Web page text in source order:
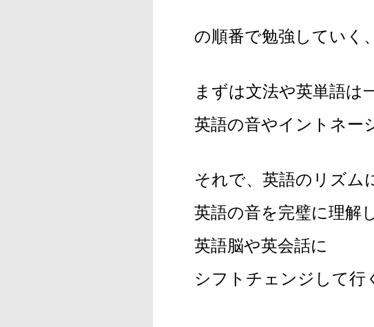
の順番で勉強していく
まずは文法や英単語は
英語の音やイントネー
それで、英語のリズム
英語の音を完璧に理解
英語脳や英会話に
シフトチェンジして行